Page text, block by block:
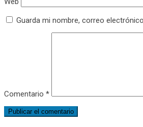
Guarda mi nombre, correo
Comentario *